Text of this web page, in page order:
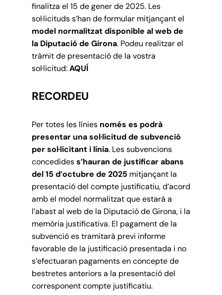
finalitza el 15 de gener de 2025. Les
sol·licituds s’han de formular mitjançant el
model normalitzat disponible al web de
la Diputació de Girona. Podeu realitzar el
tràmit de presentació de la vostra
sol·licitud:AQUÍ
RECORDEU
Per totes les línies només es podrà
presentar una sol·licitud de subvenció
per sol·licitant i línia. Les subvencions
concedidess’hauran de justificar abans
del 15 d’octubre de 2025 mitjançant la
presentació del compte justificatiu, d’acord
amb el model normalitzat que estarà a
l’abast al web de la Diputació de Girona, i la
memòria justificativa. El pagament de la
subvenció es tramitarà previ informe
favorable de la justificació presentada i no
s’efectuaran pagaments en concepte de
bestretes anteriors a la presentació del
corresponent compte justificatiu.